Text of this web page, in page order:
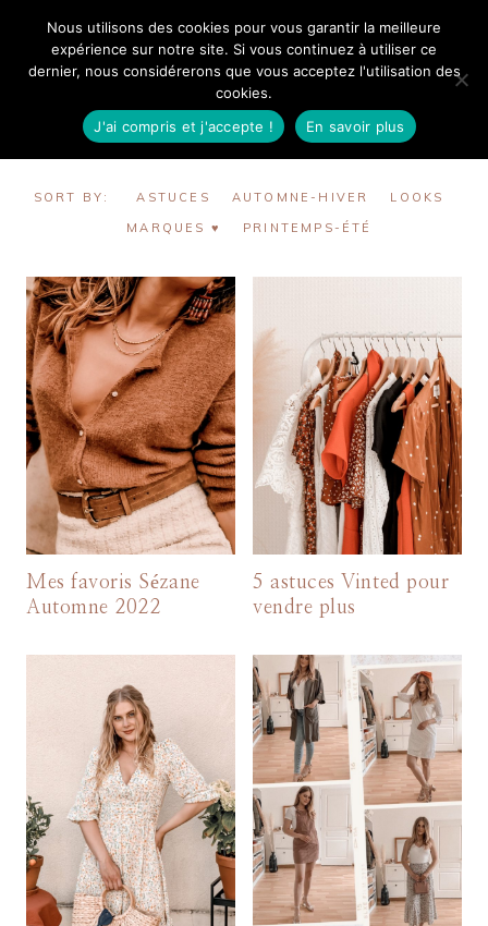
contenuMangue Poudrée
Mode
SORT BY: ASTUCES AUTOMNE-HIVER
LOOKS
MARQUES ♥︎
PRINTEMPS-ÉTÉ
Mes favoris Sézane
Automne 2022
5 astuces Vinted pour
vendre plus
Nous utilisons des cookies pour vous garantir la meilleure
expérience sur notre site. Si vous continuez à utiliser ce
dernier, nous considérerons que vous acceptez l'utilisation des
cookies.
J'ai compris et j'accepte !
En savoir plus